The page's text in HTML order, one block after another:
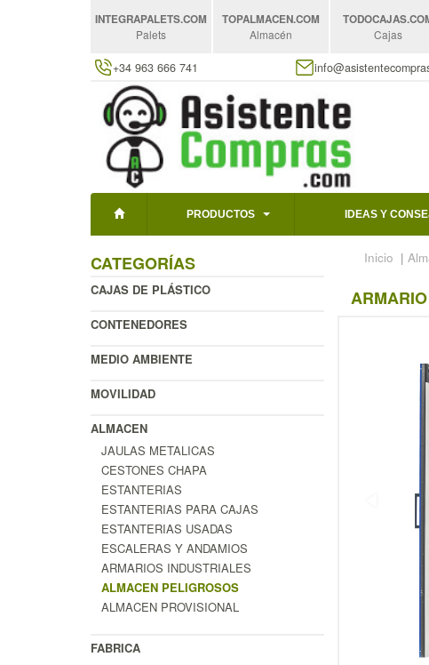
INTEGRAPALETS.COM
Palets
TOPALMACEN.COM
Almacén
TODOCAJAS
Cajas
+34 963 666 741
PRODUCTOS IDEAS Y
CATEGORÍAS
CAJAS DE PLÁSTICO
CONTENEDORES
MEDIO AMBIENTE
MOVILIDAD
ALMACEN
JAULAS METALICAS
CESTONES CHAPA
ESTANTERIAS
ESTANTERIAS PARA CAJAS
ESTANTERIAS USADAS
ESCALERAS Y ANDAMIOS
ARMARIOS INDUSTRIALES
ALMACEN PELIGROSOS
ALMACEN PROVISIONAL
FABRICA
Inicio |